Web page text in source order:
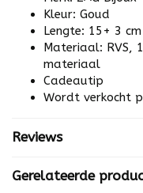
Kleur: Goud
Lengte: 15+ 3
Materiaal: RVS,
materiaal
Cadeautip
Wordt verkocht
Reviews
Gerelateerde